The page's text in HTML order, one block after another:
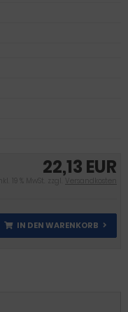
22,13 EUR
inkl. 19 % MwSt. zzgl. Versandkosten
IN DEN WARENKORB